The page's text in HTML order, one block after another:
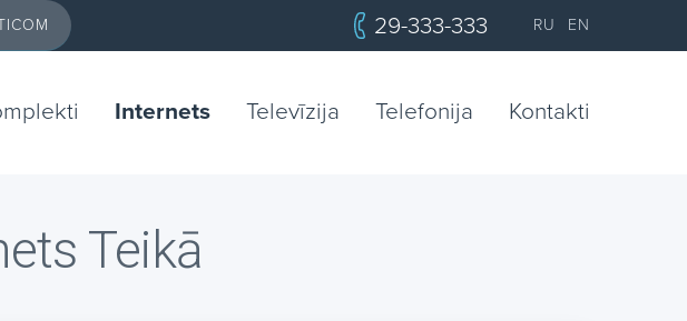
29-333-333 RU EN
Internets Televīzija Telefonija Kontakti
Teikā